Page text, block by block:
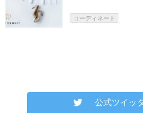
コーディネート
公式ツイッ